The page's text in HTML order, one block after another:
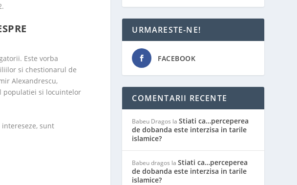
Este vorba
si chestionarul de
Alexandrescu,
populatiei si locuintelor
sunt
URMARESTE-NE!
FACEBOOK
COMENTARII RECENTE
Babeu Dragos laStiati ca…perceperea
de dobanda este interzisa in tarile
islamice?
Babeu dragos laStiati ca…perceperea
de dobanda este interzisa in tarile
islamice?